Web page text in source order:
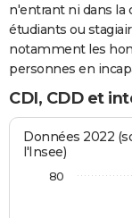
n'entrant ni dans la
étudiants ou
notamment les
personnes en
CDI, CDD et
Données 2022
l'Insee)
80